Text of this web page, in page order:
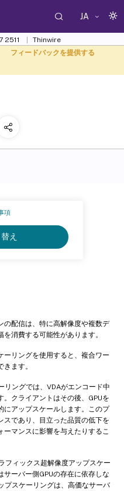
JA
7 2511 Thinwire
項
え
の配信は、特に高解像度や複数デ
消費する可能性があります。
リングを使用すると、複合ワー
ます。
リングでは、VDAがエンコード中
クライアントはその後、GPUを
にアップスケールします。このプ
スであり、目立った品質の低下を
マンスに影響を与えたりするこ
フィックス超解像度アップスケー
ーバー側GPUの存在に依存しな
プスケーリングは、高価なサーバ
フィードバックを提供する